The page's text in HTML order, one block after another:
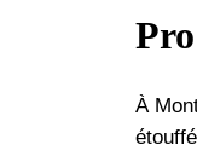
À